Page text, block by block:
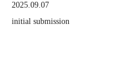
2025.09.07
initial submission